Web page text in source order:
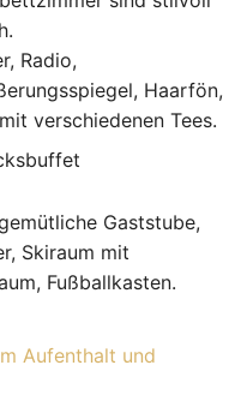
Radio,
Haarfön,
verschiedenen Tees.
Gaststube,
Skiraum mit
Fußballkasten.
Aufenthalt und